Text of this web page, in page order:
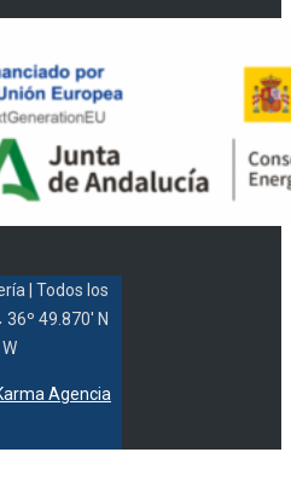
| Todos los
36º 49.870' N
Agencia